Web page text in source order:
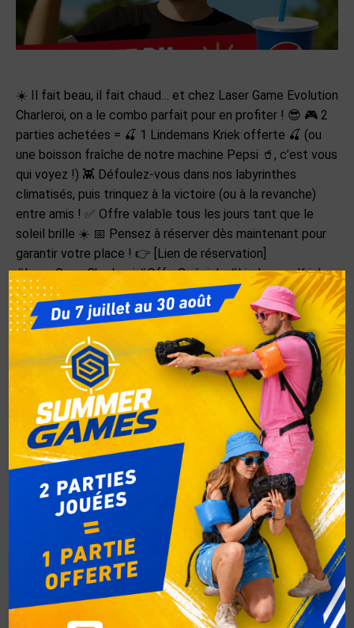
☀️ Il fait beau, il fait chaud… et chez Laser Game Evolution
Charleroi, on a le combo parfait pour en profiter ! 😎 🎮 2
parties achetées = 🍒 1 Lindemans Kriek offerte 🍒 (ou
une boisson fraîche de notre machine Pepsi 🥤, c’est vous
qui voyez !) 👾 Défoulez-vous dans nos labyrinthes
climatisés, puis trinquez à la victoire (ou à la revanche)
entre amis ! ✅ Offre valable tous les jours tant que le
soleil brille ☀️ 📅 Pensez à réserver dès maintenant pour
garantir votre place ! 👉 [Lien de réservation]
#LaserGameCharleroi #OffreSpéciale #LindemansKriek
#PepsiTime #JeuEtFraîcheur #CharleroiFun
#SortieEntreAmis
Catégorie : Non classé Parrespbel
30 avril 2025
Laisser un commentaire
Auteur : respbel
PRÉCÉDENT